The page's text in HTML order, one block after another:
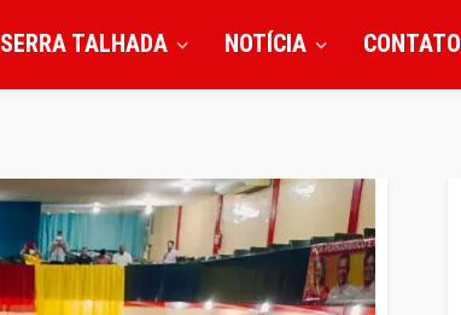
SERRA TALHADA NOTÍCIA CONTATO